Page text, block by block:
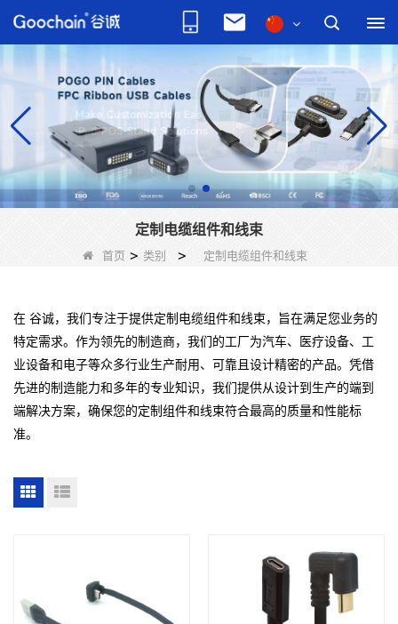
定制电缆组件和线束
首页 > 类别 > 定制电缆组件和线束
在 谷诚，我们专注于提供定制电缆组件和线束，旨在满足您业务的
特定需求。作为领先的制造商，我们的工厂为汽车、医疗设备、工
业设备和电子等众多行业生产耐用、可靠且设计精密的产品。凭借
先进的制造能力和多年的专业知识，我们提供从设计到生产的端到
端解决方案，确保您的定制组件和线束符合最高的质量和性能标
准。